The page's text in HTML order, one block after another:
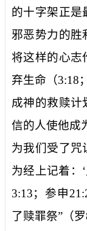
的十字架正是
邪恶势力的胜
将这样的心志
弃生命（3:18
成神的救赎计
信的人使他成
为我们受了咒
为经上记着：
3:13；参申
了赎罪祭”（罗